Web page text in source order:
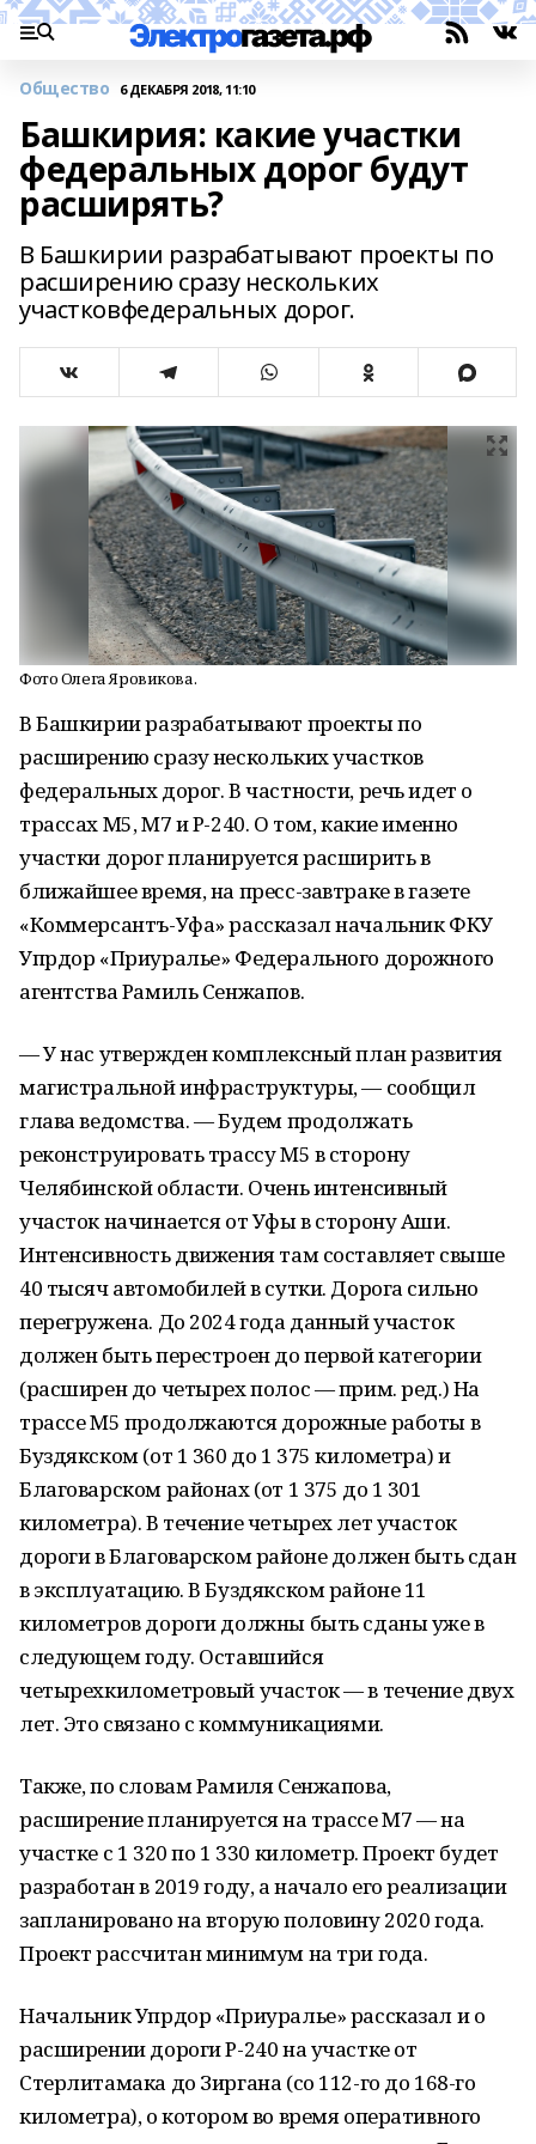
Общество 6 ДЕКАБРЯ 2018, 11:10
Башкирия: какие участки
федеральных дорог будут
расширять?
В Башкирии разрабатывают проекты по
расширению сразу нескольких
участковфедеральных дорог.
Фото Олега Яровикова.
В Башкирии разрабатывают проекты по
расширению сразу нескольких участков
федеральных дорог. В частности, речь идет о
трассах М5, М7 и Р-240. О том, какие именно
участки дорог планируется расширить в
ближайшее время, на пресс-завтраке в газете
«Коммерсантъ-Уфа» рассказал начальник ФКУ
Упрдор «Приуралье» Федерального дорожного
агентства Рамиль Сенжапов.
— У нас утвержден комплексный план развития
магистральной инфраструктуры, — сообщил
глава ведомства. — Будем продолжать
реконструировать трассу М5 в сторону
Челябинской области. Очень интенсивный
участок начинается от Уфы в сторону Аши.
Интенсивность движения там составляет свыше
40 тысяч автомобилей в сутки. Дорога сильно
перегружена. До 2024 года данный участок
должен быть перестроен до первой категории
(расширен до четырех полос — прим. ред.) На
трассе М5 продолжаются дорожные работы в
Буздякском (от 1 360 до 1 375 километра) и
Благоварском районах (от 1 375 до 1 301
километра). В течение четырех лет участок
дороги в Благоварском районе должен быть сдан
в эксплуатацию. В Буздякском районе 11
километров дороги должны быть сданы уже в
следующем году. Оставшийся
четырехкилометровый участок — в течение двух
лет. Это связано с коммуникациями.
Также, по словам Рамиля Сенжапова,
расширение планируется на трассе М7 — на
участке с 1 320 по 1 330 километр. Проект будет
разработан в 2019 году, а начало его реализации
запланировано на вторую половину 2020 года.
Проект рассчитан минимум на три года.
Начальник Упрдор «Приуралье» рассказал и о
расширении дороги Р-240 на участке от
Стерлитамака до Зиргана (со 112-го до 168-го
километра), о котором во время оперативного